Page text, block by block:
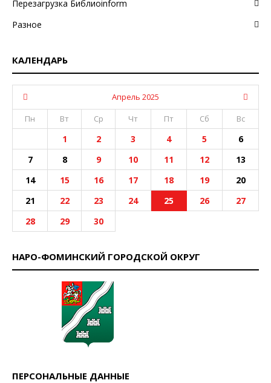
Перезагрузка Библиоinform
Разное
КАЛЕНДАРЬ
Апрель 2025
Пн
Вт Ср Чт Пт Сб Вс
1 2 3 4 5
6
7
8 9 10 11 12
13
14
15 16 17 18 19
20
21
22 23 24 25 26
27
28
29 30
НАРО-ФОМИНСКИЙ ГОРОДСКОЙ ОКРУГ
ПЕРСОНАЛЬНЫЕ ДАННЫЕ